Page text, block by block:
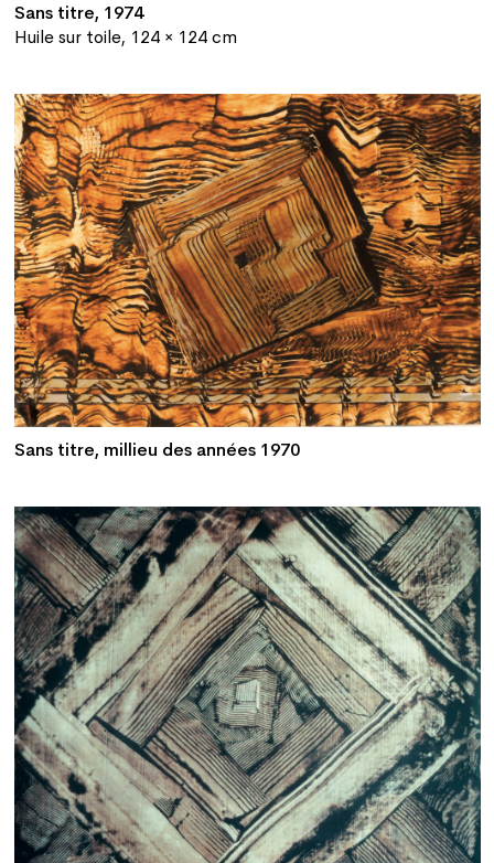
Sans titre, 1974
Huile sur toile, 124 × 124 cm
Sans titre, millieu des années 1970